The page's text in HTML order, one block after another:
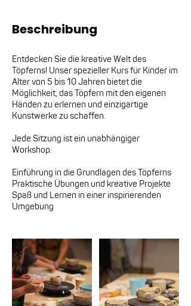
Beschreibung
Entdecken Sie die kreative Welt des
Töpferns! Unser spezieller Kurs für Kinder im
Alter von 5 bis 10 Jahren bietet die
Möglichkeit, das Töpfern mit den eigenen
Händen zu erlernen und einzigartige
Kunstwerke zu schaffen.
Jede Sitzung ist ein unabhängiger
Workshop.
Einführung in die Grundlagen des Töpferns
Praktische Übungen und kreative Projekte
Spaß und Lernen in einer inspirierenden
Umgebung